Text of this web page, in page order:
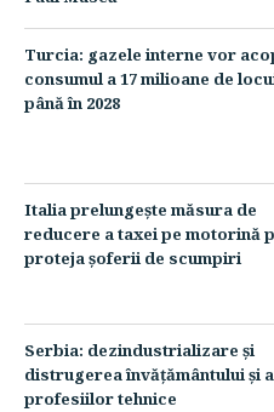
Turcia: gazele interne vor
consumul a 17 milioane de
până în 2028
Italia prelungeşte măsura de
reducere a taxei pe motorină
proteja şoferii de scumpiri
Serbia: dezindustrializare şi
distrugerea învăţământului şi a
profesiilor tehnice